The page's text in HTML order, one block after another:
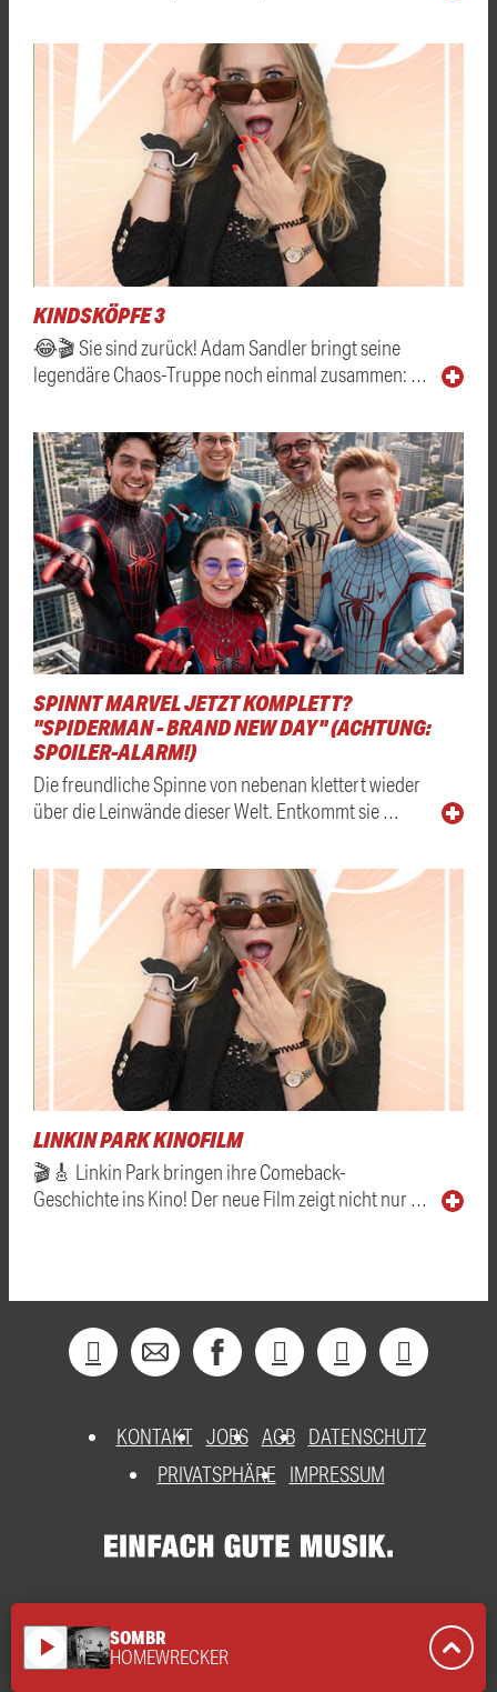
KINDSKÖPFE 3
😂🎬 Sie sind zurück! Adam Sandler bringt seine
legendäre Chaos-Truppe noch einmal zusammen: …
SPINNT MARVEL JETZT KOMPLETT?
"SPIDERMAN - BRAND NEW DAY" (ACHTUNG:
SPOILER-ALARM!)
Die freundliche Spinne von nebenan klettert wieder
über die Leinwände dieser Welt. Entkommt sie …
LINKIN PARK KINOFILM
🎬🎸 Linkin Park bringen ihre Comeback-
Geschichte ins Kino! Der neue Film zeigt nicht nur …
KONTAKT JOBS AGB DATENSCHUTZ
PRIVATSPHÄRE
IMPRESSUM
play_arrow SOMBR
HOMEWRECKER